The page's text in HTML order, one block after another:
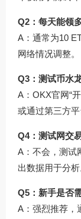
Q2：每天能领
A：通常为10
网络情况调整。
Q3：测试币水
A：OKX官网“开
或通过第三方平
Q4：测试网交
A：不会，测试
出数据用于分析
Q5：新手是否
A：强烈推荐，